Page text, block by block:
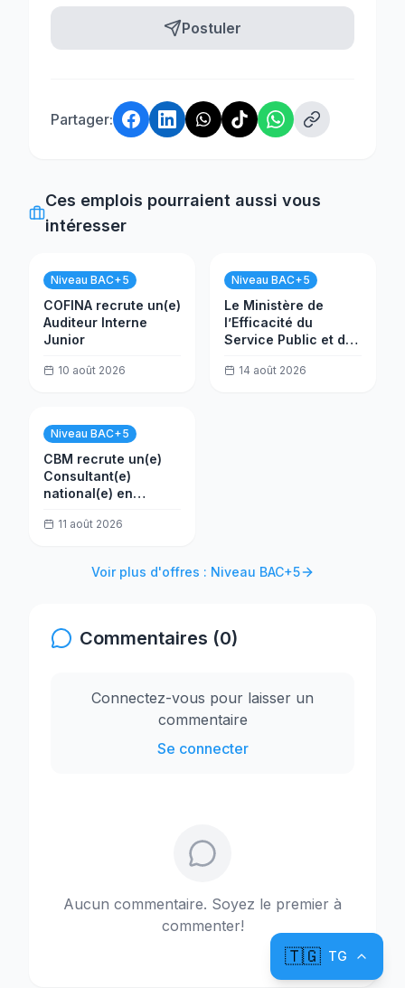
Postuler
Partager:
Ces emplois pourraient aussi vous
intéresser
Niveau BAC+5
COFINA recrute un(e)
Auditeur Interne
Junior
10 août 2026
Niveau BAC+5
Le Ministère de
l’Efficacité du
Service Public et de
(MESPTN) recrute
14 août 2026
Niveau BAC+5
CBM recrute un(e)
Consultant(e)
national(e) en
11 août 2026
Voir plus d'offres : Niveau BAC+5
Commentaires (0)
Connectez-vous pour laisser un
commentaire
Se connecter
Aucun commentaire. Soyez le premier à
commenter!
🇹🇬 TG